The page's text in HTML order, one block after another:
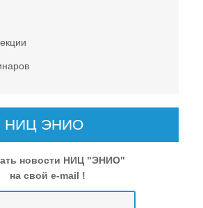
НИЦ ЭНИО
новости НИЦ "ЭНИО"
на свой e-mail !